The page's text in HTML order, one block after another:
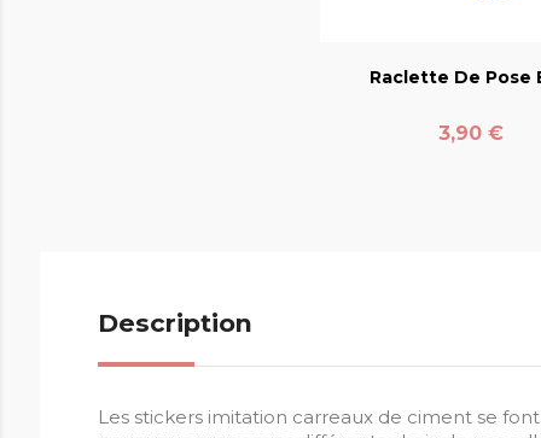
Raclette De Pose
Prix
3,90 €
Description
Les stickers imitation carreaux de ciment se